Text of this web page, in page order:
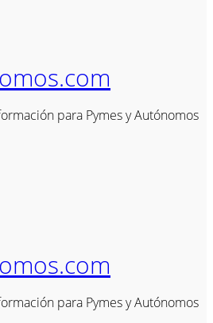
para Pymes y Autónomos
para Pymes y Autónomos